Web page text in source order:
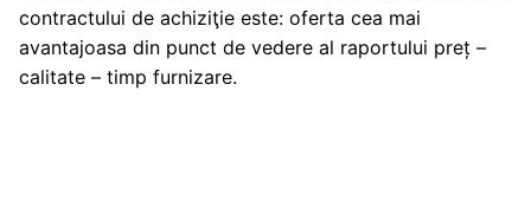
contractului de achiziţie este: oferta cea mai
avantajoasa din punct de vedere al raportului preț –
calitate – timp furnizare.